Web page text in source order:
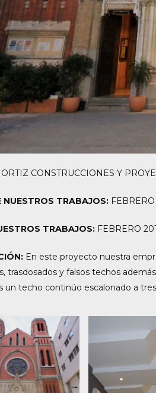
ORTIZ CONSTRUCCIONES Y
NUESTROS TRABAJOS:
TRABAJOS: FEBRERO
En este proyecto nuestra
trasdosados y falsos techos
un techo continúo escalonado a tres